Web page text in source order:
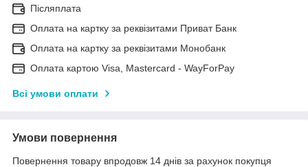
Післяплата
Оплата на картку за реквізитами Приват Банк
Оплата на картку за реквізитами Монобанк
Оплата картою Visa, Mastercard - WayForPay
Всі умови оплати
Умови повернення
Повернення товару впродовж 14 днів за рахунок покупця